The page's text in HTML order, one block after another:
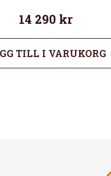
14 290 kr
TILL I VARUKORG